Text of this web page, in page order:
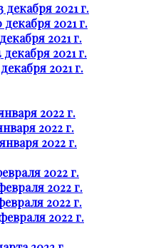
декабря 2021 г.
2021 г.
2021 г.
2021 г.
2021 г.
2022 г.
2022 г.
2022 г.
2022 г.
2022 г.
2022 г.
2022 г.